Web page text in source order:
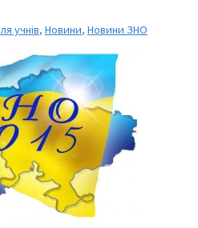
учнів, Новини, Новини ЗНО